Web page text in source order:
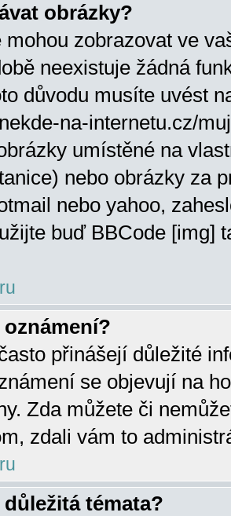
obrázky?
mohou zobrazovat ve
neexistuje žádná
důvodu musíte uvést
na-internetu.cz/
umístěné na
nebo obrázky za
nebo yahoo,
buď BBCode [img]
přinášejí důležité
se objevují na
Zda můžete či
zdali vám to
témata?